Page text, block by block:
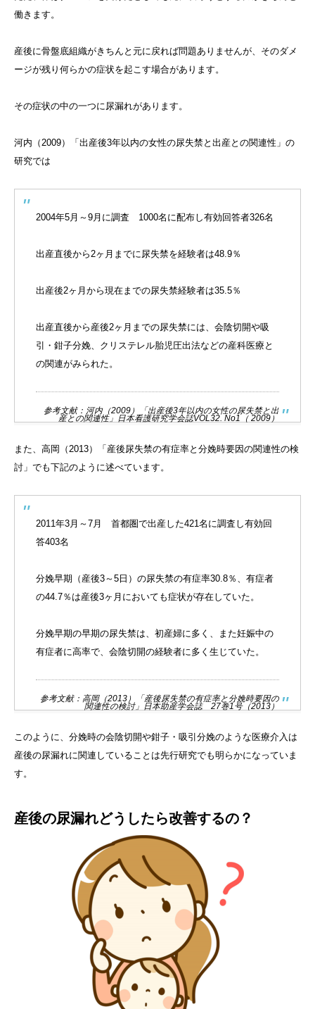
働きます。
産後に骨盤底組織がきちんと元に戻れば問題ありませんが、そのダメ
ージが残り何らかの症状を起こす場合があります。
その症状の中の一つに尿漏れがあります。
河内（2009）「出産後3年以内の女性の尿失禁と出産との関連性」の
研究では
2004年5月～9月に調査 1000名に配布し有効回答者326名
出産直後から2ヶ月までに尿失禁を経験者は48.9％
出産後2ヶ月から現在までの尿失禁経験者は35.5％
出産直後から産後2ヶ月までの尿失禁には、会陰切開や吸
引・鉗子分娩、クリステレル胎児圧出法などの産科医療と
の関連がみられた。
参考文献：河内（2009）「出産後3年以内の女性の尿失禁と出
産との関連性」日本看護研究学会誌VOL32. No1（ 2009）
また、高岡（2013）「産後尿失禁の有症率と分娩時要因の関連性の検
討」でも下記のように述べています。
2011年3月～7月 首都圏で出産した421名に調査し有効回
答403名
分娩早期（産後3～5日）の尿失禁の有症率30.8％、有症者
の44.7％は産後3ヶ月においても症状が存在していた。
分娩早期の早期の尿失禁は、初産婦に多く、また妊娠中の
有症者に高率で、会陰切開の経験者に多く生じていた。
参考文献：高岡（2013）「産後尿失禁の有症率と分娩時要因の
関連性の検討」日本助産学会誌 27巻1号（2013）
このように、分娩時の会陰切開や鉗子・吸引分娩のような医療介入は
産後の尿漏れに関連していることは先行研究でも明らかになっていま
す。
産後の尿漏れどうしたら改善するの？